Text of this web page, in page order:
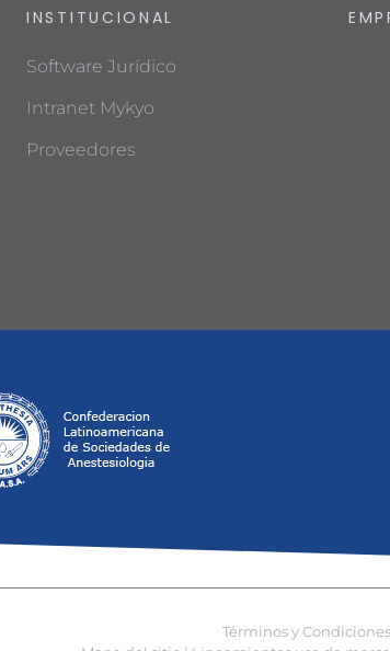
INSTITUCIONAL
Software Jurídico
Intranet Mykyo
Proveedores
Términos y Condiciones